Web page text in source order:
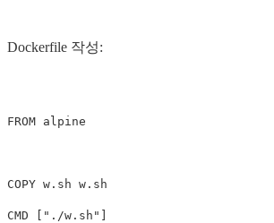
Dockerfile 작성:
FROM alpine
COPY w.sh w.sh
CMD ["./w.sh"]